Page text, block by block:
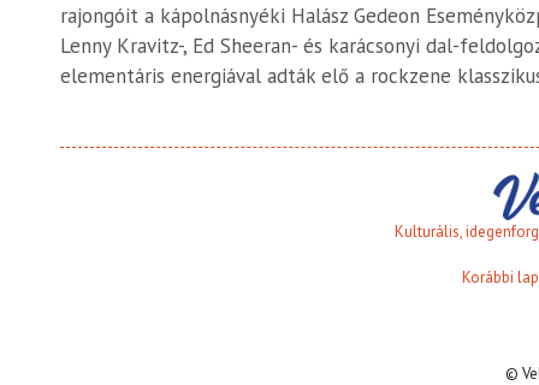
rajongóit a kápolnásnyéki Halász Gedeon
Lenny Kravitz-, Ed Sheeran- és karácsonyi dal-
elementáris energiával adták elő a rockzene
Kulturális,
Korábbi
©